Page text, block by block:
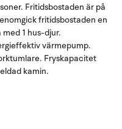
Fritidsbostaden är på
fritidsbostaden en
1 hus-djur.
värmepump.
Fryskapacitet
kamin.